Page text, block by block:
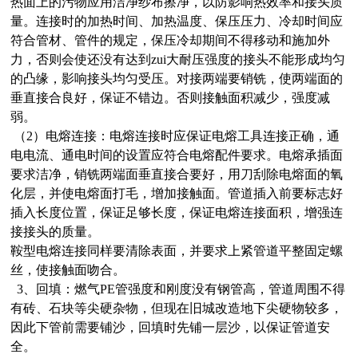
量。连接时的加热时间、加热温度、保压压力、冷却时间应
符合管材、管件的规定，保压冷却期间不得移动和施加外
力，否则会使还没有达到zui大耐压强度的接头不能形成均匀
的凸缘，影响接头均匀受压。对接两端要销铣，使两端面的
垂直接合良好，保证不错边。否则接触面积减少，强度减
弱。
（2）电熔连接：电熔连接时应保证电熔工具连接正确，通
电电流、通电时间的设置应符合电熔配件要求。电熔承插面
要求洁净，销铣两端面垂直接合要好，用刀刮除电熔面的氧
化层，并使电熔面打毛，增加接触面。管道插入前要标志好
插入长度位置，保证足够长度，保证电熔连接面积，增强连
接接头的质量。
鞍型电熔连接同样要清除表面，并要求上紧管道平整固定螺
丝，使接触面吻合。
3、回填：燃气PE管强度和刚度没有钢管高，管道周围不得
有砖、石块等尖硬杂物，但现在旧城改造地下尖硬物较多，
因此下管前需要铺沙，回填时先铺一层沙，以保证管道安
全。